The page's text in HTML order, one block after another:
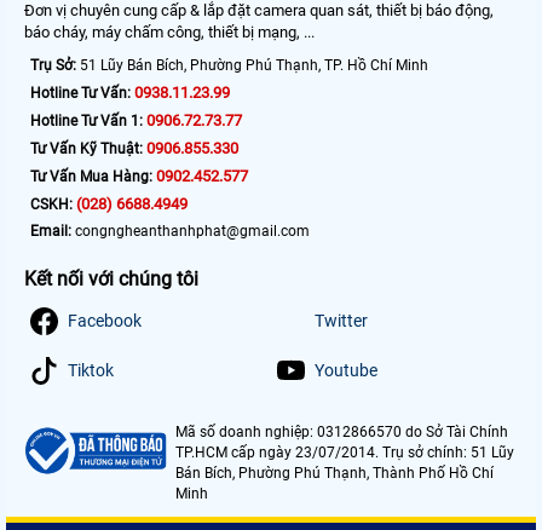
Đơn vị chuyên cung cấp & lắp đặt camera quan sát, thiết bị báo động,
báo cháy, máy chấm công, thiết bị mạng, ...
Trụ Sở: 51 Lũy Bán Bích, Phường Phú Thạnh, TP. Hồ Chí Minh
Hotline Tư Vấn: 0938.11.23.99
Hotline Tư Vấn 1: 0906.72.73.77
Tư Vấn Kỹ Thuật: 0906.855.330
Tư Vấn Mua Hàng: 0902.452.577
CSKH: (028) 6688.4949
Email: congngheanthanhphat@gmail.com
Kết nối với chúng tôi
Facebook Twitter
Tiktok Youtube
Mã số doanh nghiệp: 0312866570 do Sở Tài Chính
TP.HCM cấp ngày 23/07/2014. Trụ sở chính: 51 Lũy
Bán Bích, Phường Phú Thạnh, Thành Phố Hồ Chí
Minh